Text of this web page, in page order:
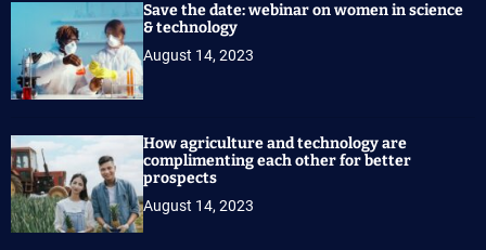
Save the date: webinar on women in science
& technology
August 14, 2023
How agriculture and technology are
complimenting each other for better
prospects
August 14, 2023